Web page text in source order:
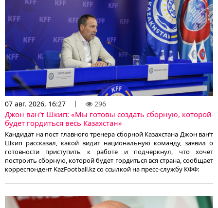
07 авг. 2026, 16:27 296
Джон ван’т Шкип: «Мы готовы создать сборную, которой
будет гордиться весь Казахстан»
Кандидат на пост главного тренера сборной Казахстана Джон ван’т
Шкип рассказал, какой видит национальную команду, заявил о
готовности приступить к работе и подчеркнул, что хочет
построить сборную, которой будет гордиться вся страна, сообщает
корреспондент KazFootball.kz со ссылкой на пресс-службу КФФ: